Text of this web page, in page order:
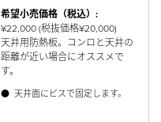
希望小売価格（税込）:
¥22,000 (税抜価格¥20,000)
天井用防熱板。コンロと天井の
距離が近い場合にオススメで
す。
● 天井面にビスで固定します。